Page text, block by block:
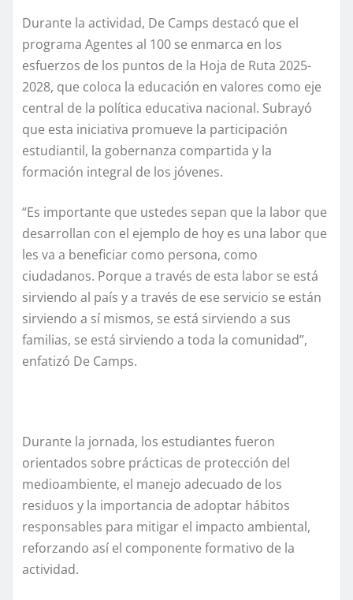
Durante la actividad, De Camps destacó que el
programa Agentes al 100 se enmarca en los
esfuerzos de los puntos de la Hoja de Ruta 2025-
2028, que coloca la educación en valores como eje
central de la política educativa nacional. Subrayó
que esta iniciativa promueve la participación
estudiantil, la gobernanza compartida y la
formación integral de los jóvenes.
“Es importante que ustedes sepan que la labor que
desarrollan con el ejemplo de hoy es una labor que
les va a beneficiar como persona, como
ciudadanos. Porque a través de esta labor se está
sirviendo al país y a través de ese servicio se están
sirviendo a sí mismos, se está sirviendo a sus
familias, se está sirviendo a toda la comunidad”,
enfatizó De Camps.
Durante la jornada, los estudiantes fueron
orientados sobre prácticas de protección del
medioambiente, el manejo adecuado de los
residuos y la importancia de adoptar hábitos
responsables para mitigar el impacto ambiental,
reforzando así el componente formativo de la
actividad.